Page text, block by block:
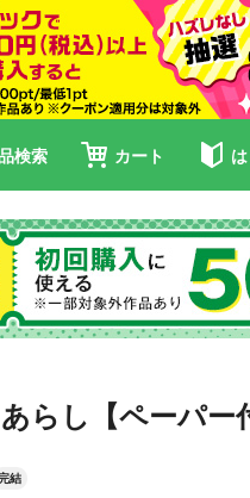
検索 カート
らし【ペーパー
結